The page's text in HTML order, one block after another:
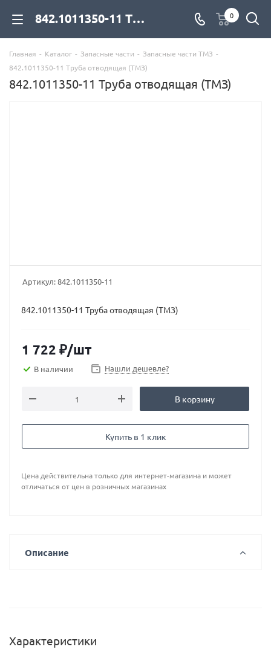
842.1011350-11 Труба отводящая (ТМЗ) для дизельных двигателей купить со склада с доставкой по цене официального дилера - компания Дизель Экспорт 0
Главная - Каталог - Запасные части - Запасные части ТМЗ -
842.1011350-11 Труба отводящая (ТМЗ)
842.1011350-11 Труба отводящая (ТМЗ)
Артикул:842.1011350-11
842.1011350-11 Труба отводящая (ТМЗ)
1 722 ₽/шт
В наличии Нашли дешевле?
В корзину
Купить в 1 клик
Цена действительна только для интернет-магазина и может
отличаться от цен в розничных магазинах
Описание
Характеристики